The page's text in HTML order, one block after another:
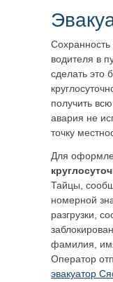
водителя в
сделать это
получить
авария не
точку
Для
Тайцы ,
номерной
разгрузки,
фамилия,
Оператор
эвакуатор